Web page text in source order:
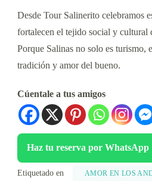
Desde Tour Salinerito celebramos
fortalecen el tejido social y cultural
Porque Salinas no solo es turismo,
tradición y amor del bueno.
Cúentale a tus amigos
Haz tu reserva por WhatsApp
Etiquetado en AMOR EN LOS